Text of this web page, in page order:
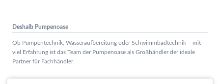
Deshalb Pumpenoase
Ob Pumpentechnik, Wasseraufbereitung oder Schwimmbadtechnik – mit
viel Erfahrung ist das Team der Pumpenoase als Großhändler der ideale
Partner für Fachhändler.